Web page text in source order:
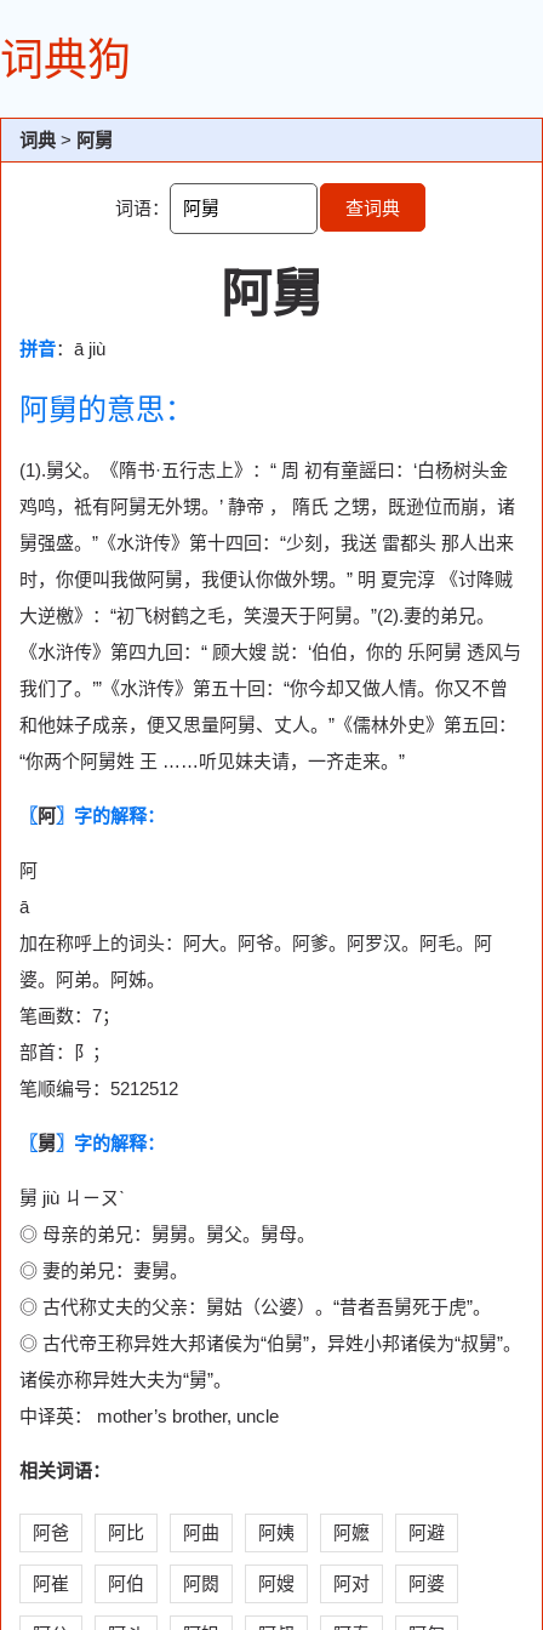
词典狗
词典 > 阿舅
词语： 查词典
阿舅
拼音：ā jiù
阿舅的意思：
(1).舅父。《隋书·五行志上》：“ 周 初有童謡曰：‘白杨树头金
鸡鸣，祗有阿舅无外甥。’ 静帝 ， 隋氏 之甥，既逊位而崩，诸
舅强盛。”《水浒传》第十四回：“少刻，我送 雷都头 那人出来
时，你便叫我做阿舅，我便认你做外甥。” 明 夏完淳 《讨降贼
大逆檄》：“初飞树鹤之毛，笑漫天于阿舅。”(2).妻的弟兄。
《水浒传》第四九回：“ 顾大嫂 説：‘伯伯，你的 乐阿舅 透风与
我们了。’”《水浒传》第五十回：“你今却又做人情。你又不曾
和他妹子成亲，便又思量阿舅、丈人。”《儒林外史》第五回：
“你两个阿舅姓 王 ……听见妹夫请，一齐走来。”
〖阿〗字的解释：
阿
ā
加在称呼上的词头：阿大。阿爷。阿爹。阿罗汉。阿毛。阿
婆。阿弟。阿姊。
笔画数：7；
部首：阝；
笔顺编号：5212512
〖舅〗字的解释：
舅 jiù ㄐㄧㄡˋ
◎ 母亲的弟兄：舅舅。舅父。舅母。
◎ 妻的弟兄：妻舅。
◎ 古代称丈夫的父亲：舅姑（公婆）。“昔者吾舅死于虎”。
◎ 古代帝王称异姓大邦诸侯为“伯舅”，异姓小邦诸侯为“叔舅”。
诸侯亦称异姓大夫为“舅”。
中译英： mother’s brother, uncle
相关词语：
阿爸 阿比 阿曲 阿姨 阿嬷 阿避
阿崔 阿伯 阿閦 阿嫂 阿对 阿婆